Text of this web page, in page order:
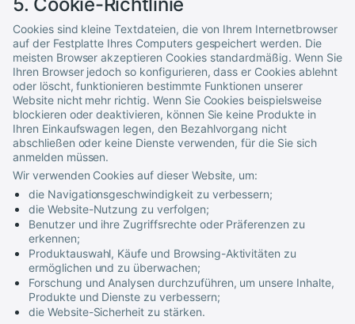
Cookies sind kleine Textdateien, die von Ihrem Internetbrowser
auf der Festplatte Ihres Computers gespeichert werden. Die
meisten Browser akzeptieren Cookies standardmäßig. Wenn Sie
Ihren Browser jedoch so konfigurieren, dass er Cookies ablehnt
oder löscht, funktionieren bestimmte Funktionen unserer
Website nicht mehr richtig. Wenn Sie Cookies beispielsweise
blockieren oder deaktivieren, können Sie keine Produkte in
Ihren Einkaufswagen legen, den Bezahlvorgang nicht
abschließen oder keine Dienste verwenden, für die Sie sich
anmelden müssen.
Wir verwenden Cookies auf dieser Website, um:
die Navigationsgeschwindigkeit zu verbessern;
die Website-Nutzung zu verfolgen;
Benutzer und ihre Zugriffsrechte oder Präferenzen zu
erkennen;
Produktauswahl, Käufe und Browsing-Aktivitäten zu
ermöglichen und zu überwachen;
Forschung und Analysen durchzuführen, um unsere Inhalte,
Produkte und Dienste zu verbessern;
die Website-Sicherheit zu stärken.